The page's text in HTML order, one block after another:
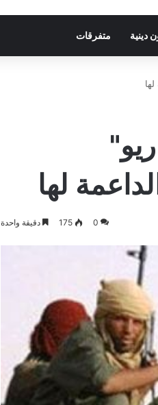
دينية متفرقات
لها
0
175 دقيقة واحدة